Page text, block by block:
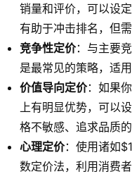
销量和评价，可以设
有助于冲击排名，但
竞争性定价：与主要
是最常见的策略，适
价值导向定价：如果
上有明显优势，可以
格不敏感、追求品质的
心理定价：使用诸如
数定价法，利用消费